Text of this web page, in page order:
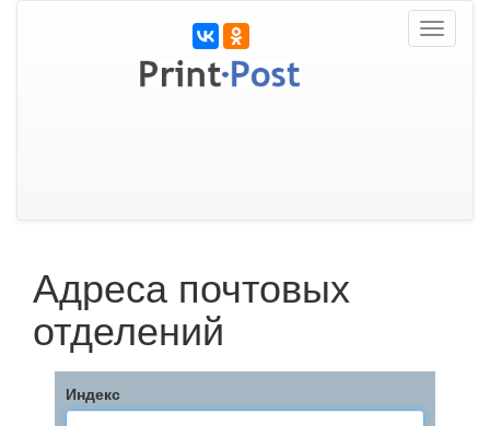
Toggle
Адреса почтовых
отделений
Индекс